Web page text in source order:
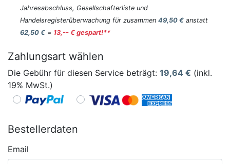
Jahresabschluss, Gesellschafterliste und
Handelsregisterüberwachung für zusammen 49,50 € anstatt
62,50 € = 13,-- € gespart!**
Zahlungsart wählen
Die Gebühr für diesen Service beträgt: 19,64 € (inkl.
19% MwSt.)
Bestellerdaten
Email